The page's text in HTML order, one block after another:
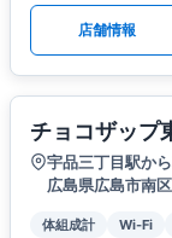
店舗情報
チョコザップ
宇品三丁目駅か
広島県広島市南
体組成計 Wi-Fi